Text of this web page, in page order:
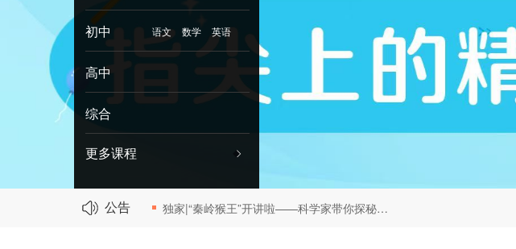
一年级
初中 语文 数学 英语
历史
物理
高中
综合
◆
◆
更多课程
公告 独家|“秦岭猴王”开讲啦——科学家带你探秘秦岭